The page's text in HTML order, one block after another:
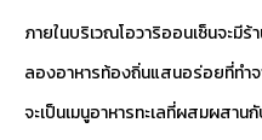
ภายในบริเวณโอวาริออนเซ็นจะมีร้
ลองอาหารท้องถิ่นแสนอร่อยที่ทำ
จะเป็นเมนูอาหารทะเลที่ผสมผสา